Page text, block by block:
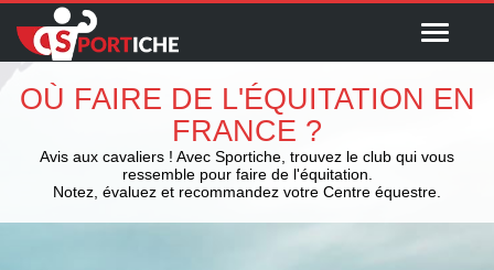
Menu
OÙ FAIRE DE L'ÉQUITATION EN
FRANCE ?
Avis aux cavaliers ! Avec Sportiche, trouvez le club qui vous
ressemble pour faire de l'équitation.
Notez, évaluez et recommandez votre Centre équestre.